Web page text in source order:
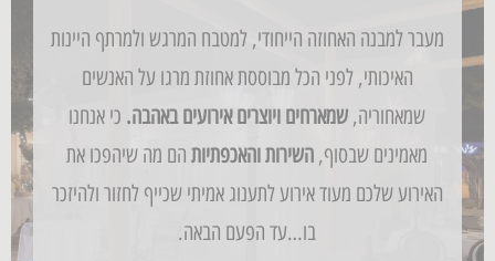
מעבר למבנה האחוזה הייחודי, למטבח המרגש ולמרתף היינות
האיכותי, לפני הכל מבוססת אחוזת מרגו על האנשים
שמאחוריה, שמארחים ויוצרים אירועים באהבה. כי אנחנו
מאמינים שבסוף, השירות והאכפתיותהם מה שיהפכו את
האירוע שלכם מעוד אירוע לתענוג אמיתי שכייף לחזור ולהיזכר
בו…עד הפעם הבאה.